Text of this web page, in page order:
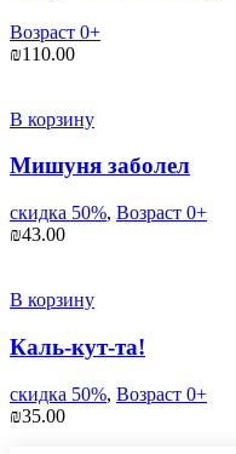
Возраст 0+
₪110.00
В корзину
Мишуня заболел
скидка 50%, Возраст 0+
₪43.00
В корзину
Каль-кут-та!
скидка 50%, Возраст 0+
₪35.00